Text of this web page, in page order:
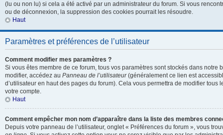
(lu ou non lu) si cela a été activé par un administrateur du forum. Si vous
ou de déconnexion, la suppression des cookies pourrait les résoudre.
Haut
Paramètres et préférences de l’utilisateur
Comment modifier mes paramètres ?
Si vous êtes membre de ce forum, tous vos paramètres sont stockés dans notre
modifier, accédez au Panneau de l’utilisateur(généralement ce lien est
d’utilisateur en haut des pages du forum). Cela vous permettra de modifier tous
votre compte.
Haut
Comment empêcher mon nom d’apparaître dans la liste des membres
Depuis votre panneau de l’utilisateur, onglet « Préférences du forum », vous